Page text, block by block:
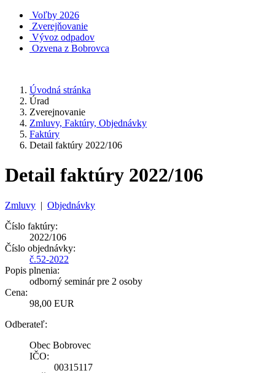
Voľby 2026
Zverejňovanie
Vývoz odpadov
Ozvena z Bobrovca
Úvodná stránka
Úrad
Zverejnovanie
Zmluvy, Faktúry, Objednávky
Faktúry
Detail faktúry 2022/106
Detail faktúry 2022/106
Zmluvy | Objednávky
Číslo faktúry:
2022/106
Číslo objednávky:
č.52-2022
Popis plnenia:
odborný seminár pre 2 osoby
Cena:
98,00 EUR
Odberateľ:
Obec Bobrovec
IČO:
00315117